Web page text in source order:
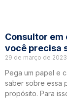
Consultor
você precisa
29 de março de 2023
Pega um papel e
saber sobre essa
propósito. Para